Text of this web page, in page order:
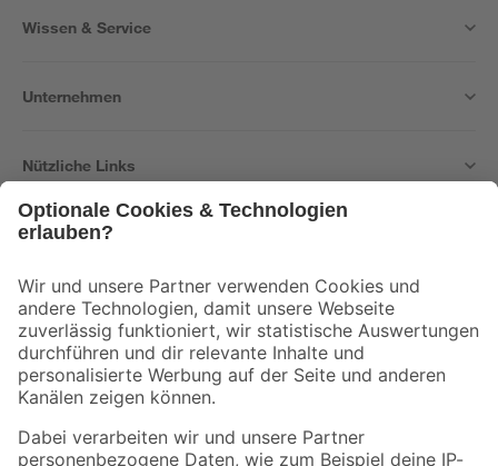
Wissen & Service
Unternehmen
Nützliche Links
Der toom Newsletter: Keine Angebote und Aktionen mehr verpassen!
Zur Newsletter Anmeldung
Folge uns